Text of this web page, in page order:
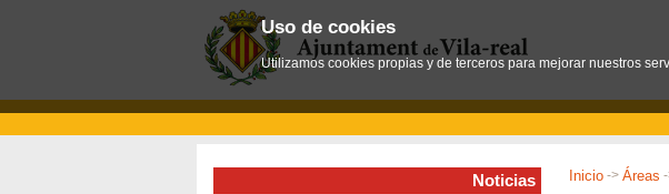
Inicio -> Áreas
Noticias
Uso de cookies
Utilizamos cookies propias y de terceros para mejorar nuestros